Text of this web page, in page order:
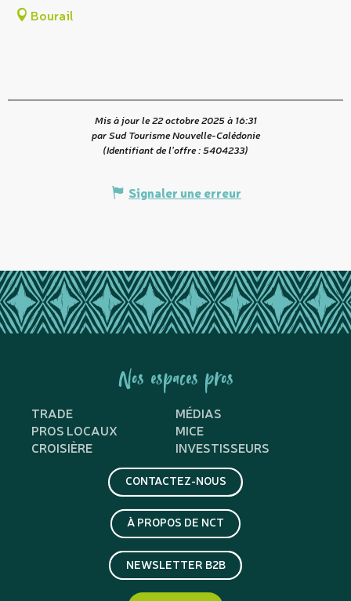
Bourail
Mis à jour le 22 octobre 2025 à 16:31
par Sud Tourisme Nouvelle-Calédonie
(Identifiant de l'offre :5404233)
Signaler une erreur
Nos espaces pros
TRADE
MÉDIAS
PROS LOCAUX
MICE
CROISIÈRE
INVESTISSEURS
CONTACTEZ-NOUS
À PROPOS DE NCT
NEWSLETTER B2B